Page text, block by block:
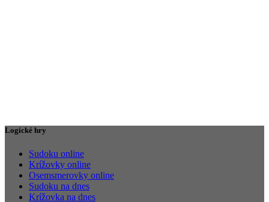
Logické hry
Sudoku online
Krížovky online
Osemsmerovky online
Sudoku na dnes
Krížovka na dnes